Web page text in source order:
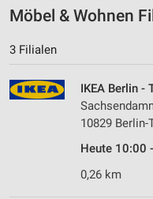
Möbel & Wohnen
3 Filialen
IKEA Berlin -
10829
Heute 10:00
0,26 km